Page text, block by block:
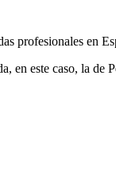
profesionales en
en este caso, la de